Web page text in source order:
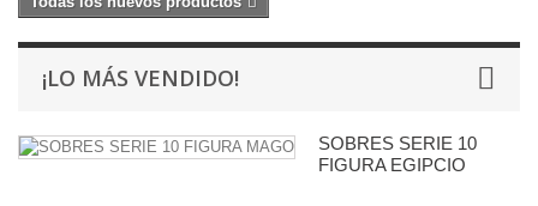
¡LO MÁS VENDIDO!
SOBRES SERIE 10
FIGURA EGIPCIO